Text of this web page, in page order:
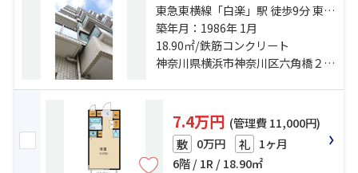
東急東横線「白楽」駅 徒歩9分 東急
東横線「東白楽」駅 徒歩12分 ブル
ーライン「岸根公園」駅 徒歩13分
築年月：1986年 1月
18.90㎡/鉄筋コンクリート
神奈川県横浜市神奈川区六角橋２丁目
7.4万円 (管理費 11,000円)
敷 0万円 礼 1ヶ月
6階 / 1R / 18.90㎡